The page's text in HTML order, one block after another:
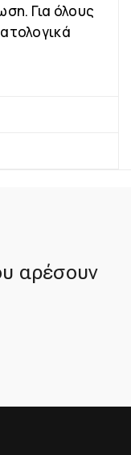
Για όλους
αρέσουν